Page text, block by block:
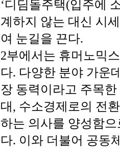
‘디딤돌주택(입주에
계하지 않는 대신 시
여 눈길을 끈다.
2부에서는 휴머노믹
다. 다양한 분야 가운
장 동력이라고 주목한
대, 수소경제로의 전
하는 의사를 양성함
다. 이와 더불어 공동